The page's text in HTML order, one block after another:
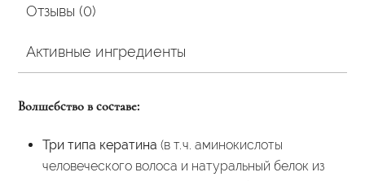
Отзывы (0)
Активные ингредиенты
Волшебство в составе:
Три типа кератина (в т. ч. аминокислоты
человеческого волоса и натуральный белок из